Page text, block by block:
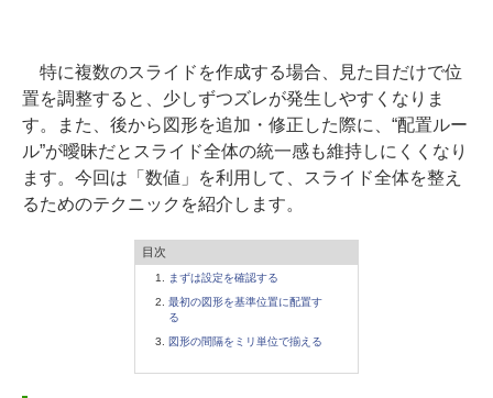
特に複数のスライドを作成する場合、見た目だけで位
置を調整すると、少しずつズレが発生しやすくなりま
す。また、後から図形を追加・修正した際に、“配置ルー
ル”が曖昧だとスライド全体の統一感も維持しにくくなり
ます。今回は「数値」を利用して、スライド全体を整え
るためのテクニックを紹介します。
目次
まずは設定を確認する
最初の図形を基準位置に配置す
る
図形の間隔をミリ単位で揃える